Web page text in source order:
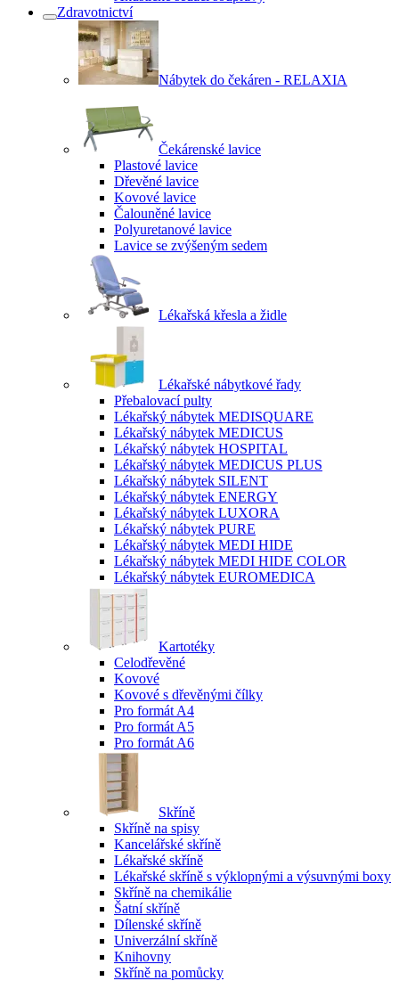
Zdravotnictví
Nábytek do čekáren - RELAXIA
Čekárenské lavice
Plastové lavice
Dřevěné lavice
Kovové lavice
Čalouněné lavice
Polyuretanové lavice
Lavice se zvýšeným sedem
Lékařská křesla a židle
Lékařské nábytkové řady
Přebalovací pulty
Lékařský nábytek MEDISQUARE
Lékařský nábytek MEDICUS
Lékařský nábytek HOSPITAL
Lékařský nábytek MEDICUS PLUS
Lékařský nábytek SILENT
Lékařský nábytek ENERGY
Lékařský nábytek LUXORA
Lékařský nábytek PURE
Lékařský nábytek MEDI HIDE
Lékařský nábytek MEDI HIDE COLOR
Lékařský nábytek EUROMEDICA
Kartotéky
Celodřevěné
Kovové
Kovové s dřevěnými čílky
Pro formát A4
Pro formát A5
Pro formát A6
Skříně
Skříně na spisy
Kancelářské skříně
Lékařské skříně
Lékařské skříně s výklopnými a výsuvnými boxy
Skříně na chemikálie
Šatní skříně
Dílenské skříně
Univerzální skříně
Knihovny
Skříně na pomůcky